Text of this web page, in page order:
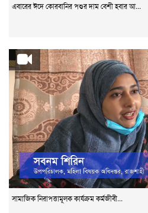
এবারের ঈদে কোরবানির পশুর দাম বেশী হবার আ...
সামাজিক নিরাপত্তামূলক কার্যক্রম কর্মজীবী...